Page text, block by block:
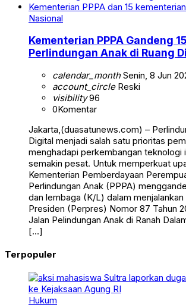
Nasional
Kementerian PPPA Gandeng
Perlindungan Anak di Ruang
calendar_monthSenin, 8 Jun
account_circleReski
visibility96
0Komentar
Jakarta,(duasatunews.com) –
Digital menjadi salah satu prioritas
menghadapi perkembangan teknologi
semakin pesat. Untuk memperkuat
Kementerian Pemberdayaan
Perlindungan Anak (PPPA)
dan lembaga (K/L) dalam menjalankan
Presiden (Perpres) Nomor 87 Tahun
Jalan Pelindungan Anak di Ranah
[…]
Terpopuler
Hukum